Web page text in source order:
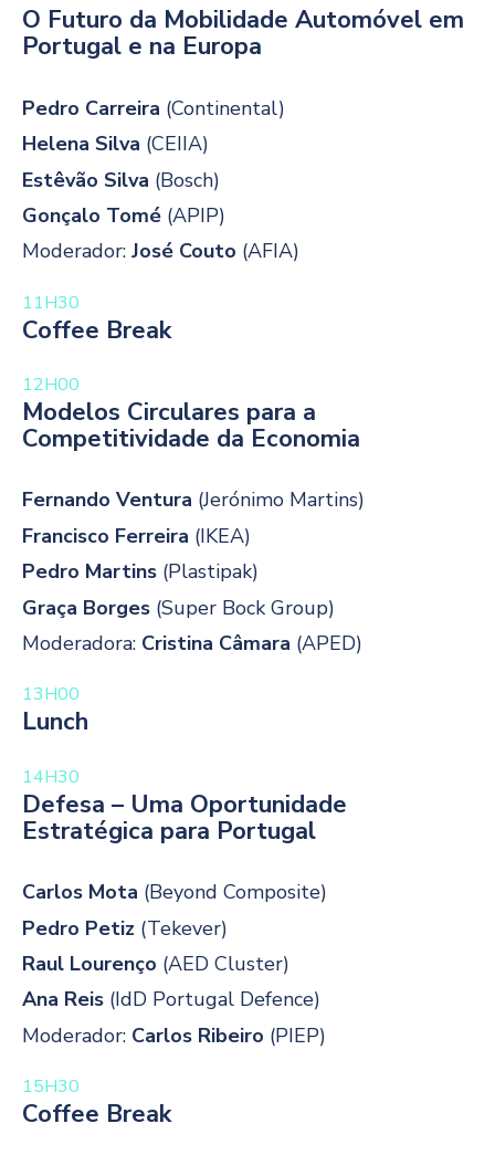
O Futuro da Mobilidade Automóvel em
Portugal e na Europa
Pedro Carreira (Continental)
Helena Silva (CEIIA)
Estêvão Silva (Bosch)
Gonçalo Tomé (APIP)
Moderador: José Couto (AFIA)
11H30
Coffee Break
12H00
Modelos Circulares para a
Competitividade da Economia
Fernando Ventura (Jerónimo Martins)
Francisco Ferreira (IKEA)
Pedro Martins (Plastipak)
Graça Borges (Super Bock Group)
Moderadora: Cristina Câmara (APED)
13H00
Lunch
14H30
Defesa – Uma Oportunidade
Estratégica para Portugal
Carlos Mota (Beyond Composite)
Pedro Petiz (Tekever)
Raul Lourenço (AED Cluster)
Ana Reis (IdD Portugal Defence)
Moderador: Carlos Ribeiro (PIEP)
15H30
Coffee Break